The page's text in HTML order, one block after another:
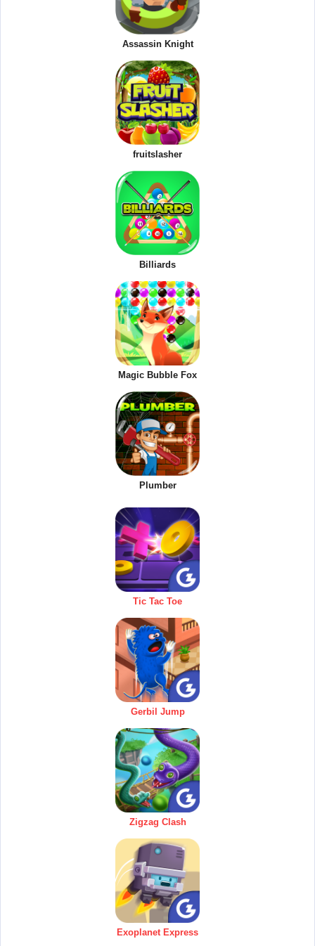
Assassin Knight
fruitslasher
Billiards
Magic Bubble Fox
Plumber
Tic Tac Toe
Gerbil Jump
Zigzag Clash
Exoplanet Express